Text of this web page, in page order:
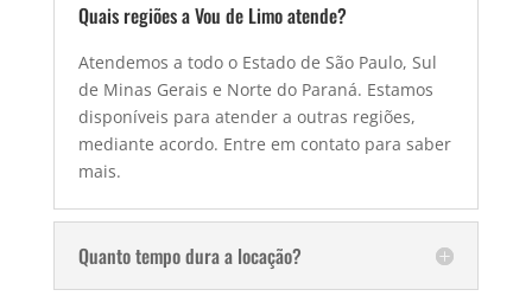
Quais regiões a Vou de Limo atende?
Atendemos a todo o Estado de São Paulo, Sul
de Minas Gerais e Norte do Paraná. Estamos
disponíveis para atender a outras regiões,
mediante acordo. Entre em contato para saber
mais.
Quanto tempo dura a locação?